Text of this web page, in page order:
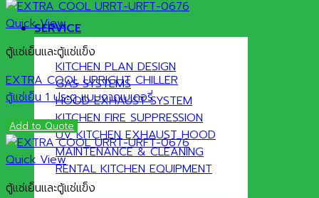
SERVICE
KITCHEN PLAN DESIGN
GAS SYSTEMS
HOOD EXHAUST SYSTEM
KITCHEN FIRE SUPPRESSION
UV KITCHEN EXHAUST HOOD
MAINTENANCE & CLEANING
RENTAL KITCHEN EQUIPMENT
Quick View
ตู้แช่เย็นและตู้แช่แข็ง
EXTRA COOL UPRIGHT CHILLER
ตู้แช่เย็น 1 ประตู แบบถาดเบเกอรี่
Add to Quote
Quick View
ตู้แช่เย็นและตู้แช่แข็ง